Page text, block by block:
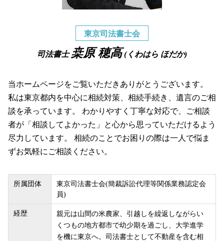
東京司法書士会
司法書士 桒原 穂高 (くわはら ほだか)
当ホームページをご覧いただきありがとうございます。
私は東京都内を中心に相続対策、相続手続き、遺言のご相
談を承っています。 わかりやすく丁寧な対応で、ご相談
者が「相談してよかった」と心から思っていただけるよう
尽力しています。 相続のことでお困りの際は一人で悩ま
ずお気軽にご相談ください。
所属団体
東京司法書士会(簡裁訴訟代理等関係業務認定会
員)
経歴
親元は山間の米農家、引越しを繰返しながらい
くつもの地方都市で幼少期を過ごし、大学進学
を機に東京へ。司法書士として不動産を含む相